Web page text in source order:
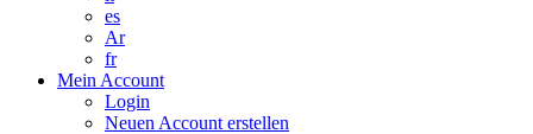
es
Ar
fr
Mein Account
Login
Neuen Account erstellen